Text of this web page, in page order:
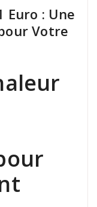
Euro : Une
Votre